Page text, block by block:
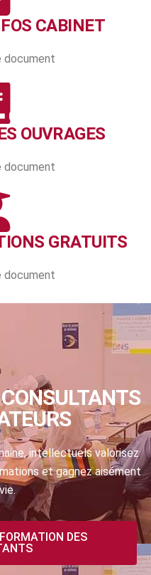
CABINET
document
OUVRAGES
document
GRATUITS
document
intellectuels valorisez
et gagnez aisément
DES